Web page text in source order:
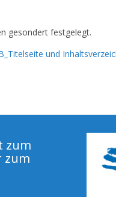
gesondert festgelegt.
und
zum
zum